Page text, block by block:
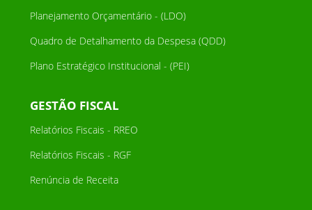
Planejamento Orçamentário - (LDO)
Quadro de Detalhamento da Despesa (QDD)
Plano Estratégico Institucional - (PEI)
GESTÃO FISCAL
Relatórios Fiscais - RREO
Relatórios Fiscais - RGF
Renúncia de Receita